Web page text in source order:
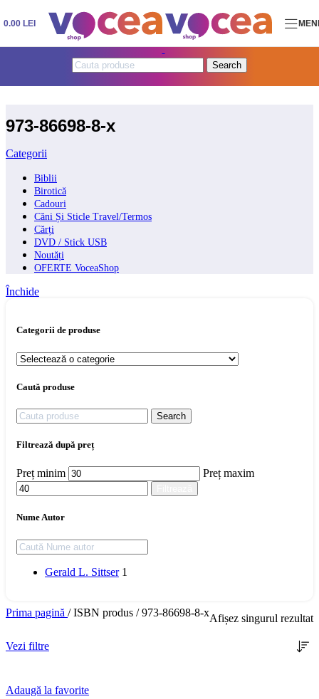
Skip to navigationSkip to main content
0.00 LEI
Search
973-86698-8-x
Categorii
Biblii
Birotică
Cadouri
Căni Și Sticle Travel/Termos
Cărți
DVD / Stick USB
Noutăți
OFERTE VoceaShop
Închide
Categorii de produse
Caută produse
Search
Filtrează după preț
Preț minim Preț maxim
Nume Autor
Gerald L. Sittser 1
Prima pagină / ISBN produs / 973-86698-8-xAfișez singurul rezultat
Vezi filtre
Adaugă la favorite